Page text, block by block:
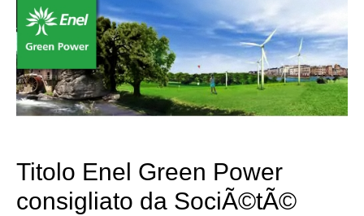
Titolo Enel Green Power
consigliato da SociÃ©tÃ©